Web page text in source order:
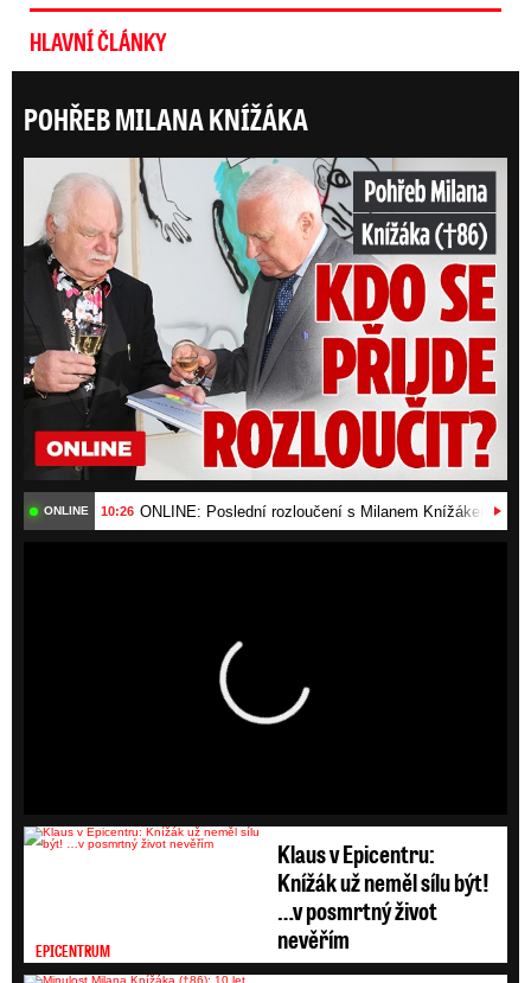
HLAVNÍ ČLÁNKY
POHŘEB MILANA KNÍŽÁKA
ONLINE 10:26 ONLINE: Poslední rozloučení s Milanem Knížákem
EPICENTRUM
Klaus v Epicentru:
Knížák už neměl sílu být!
…v posmrtný život
nevěřím